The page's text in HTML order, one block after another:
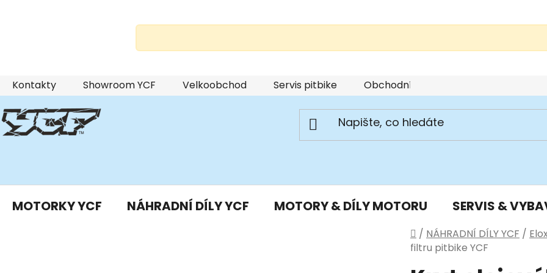
Přejít
na
obsah
Kontakty Showroom YCF Velkoobchod Servis pitbike Obchodní podmínky
MOTORKY YCF NÁHRADNÍ DÍLY YCF MOTORY & DÍLY MOTORU SERVIS &
Domů
/ NÁHRADNÍ DÍLY YCF /
filtru pitbike YCF